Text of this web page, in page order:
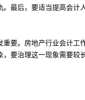
最后，要适当提高会
重要。房地产行业会计
要治理这一现象需要